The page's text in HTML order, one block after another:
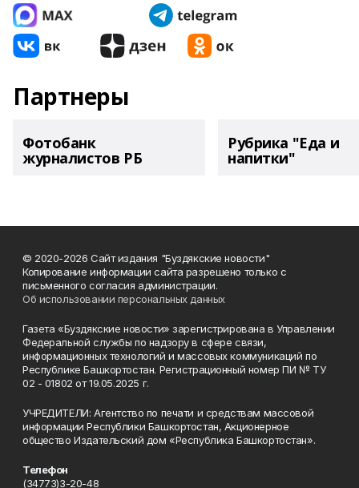
Партнеры
Фотобанк
журналистов РБ
Рубрика "Еда и
напитки"
© 2020-2026 Сайт издания "Буздякские новости"
Копирование информации сайта разрешено только с
письменного согласия администрации.
Об использовании персональных данных
Газета «Буздякские новости» зарегистрирована в Управлении
Федеральной службы по надзору в сфере связи,
информационных технологий и массовых коммуникаций по
Республике Башкортостан. Регистрационный номер ПИ № ТУ
02 - 01802 от 19.05.2025 г.
УЧРЕДИТЕЛИ: Агентство по печати и средствам массовой
информации Республики Башкортостан, Акционерное
общество Издательский дом «Республика Башкортостан».
Телефон
(34773)3-20-48